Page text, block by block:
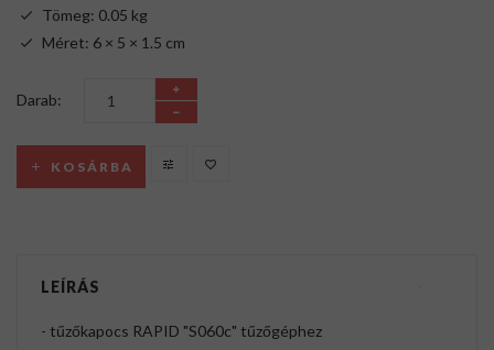
Tömeg: 0.05 kg
Méret: 6 × 5 × 1.5 cm
Darab:
KOSÁRBA
LEÍRÁS
- tűzőkapocs RAPID "S060c" tűzőgéphez